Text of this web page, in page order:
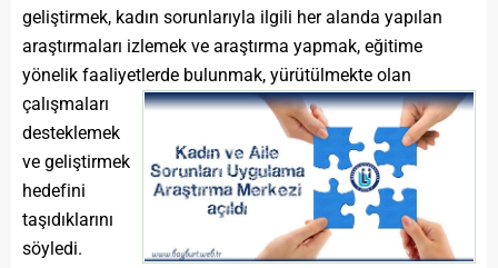
geliştirmek, kadın sorunlarıyla ilgili her alanda yapılan
araştırmaları izlemek ve araştırma yapmak, eğitime
yönelik faaliyetlerde bulunmak, yürütülmekte olan
çalışmaları
desteklemek
ve geliştirmek
hedefini
taşıdıklarını
söyledi.